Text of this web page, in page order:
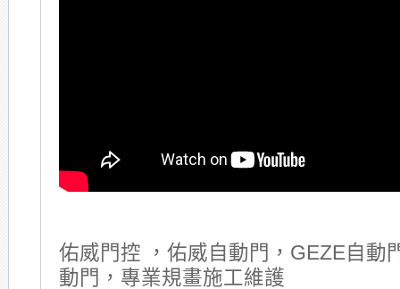
佑威門控 ，佑威自動門，GEZE自動
動門，專業規畫施工維護